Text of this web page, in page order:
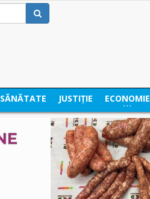
SĂNĂTATE JUSTIȚIE ECONOMIE